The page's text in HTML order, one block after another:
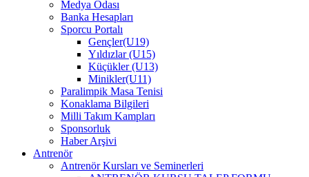
Medya Odası
Banka Hesapları
Sporcu Portalı
Gençler(U19)
Yıldızlar (U15)
Küçükler (U13)
Minikler(U11)
Paralimpik Masa Tenisi
Konaklama Bilgileri
Milli Takım Kampları
Sponsorluk
Haber Arşivi
Antrenör
Antrenör Kursları ve Seminerleri